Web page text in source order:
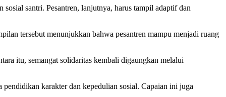
santri. Pesantren, lanjutnya, harus tampil adaptif dan
tersebut menunjukkan bahwa pesantren mampu menjadi ruang
itu, semangat solidaritas kembali digaungkan melalui
karakter dan kepedulian sosial. Capaian ini juga